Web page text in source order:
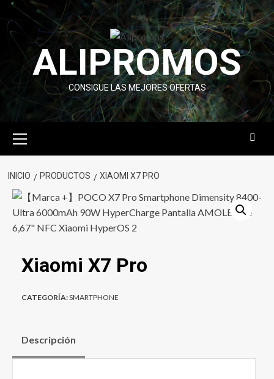
Saltar
contenido
ALIPROMOS
CONSIGUE LAS MEJORES OFERTAS
primario
INICIO PRODUCTOS XIAOMI X7 PRO
Xiaomi X7 Pro
CATEGORÍA:SMARTPHONE
Descripción